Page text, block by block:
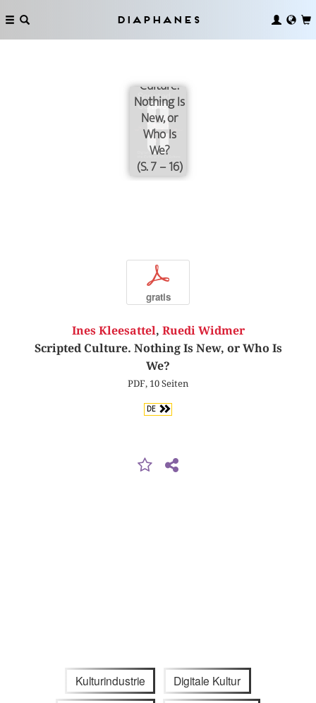
Diaphanes
Culture.
Nothing Is
New, or
Who Is
We?
(S. 7 – 16)
p
gratis
Ines Kleesattel, Ruedi Widmer
Scripted Culture. Nothing Is New, or Who Is
We?
PDF, 10 Seiten
DE
Kulturindustrie Digitale Kultur